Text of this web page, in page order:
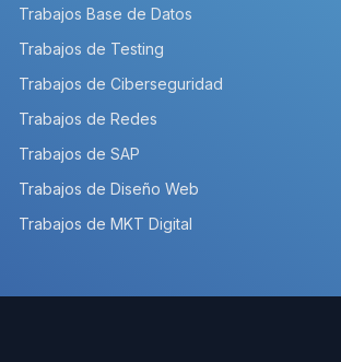
Trabajos Base de Datos
Trabajos de Testing
Trabajos de Ciberseguridad
Trabajos de Redes
Trabajos de SAP
Trabajos de Diseño Web
Trabajos de MKT Digital